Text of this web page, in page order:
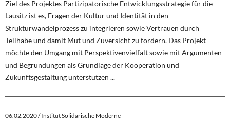
Ziel des Projektes Partizipatorische Entwicklungsstrategie für die
Lausitz ist es, Fragen der Kultur und Identität in den
Strukturwandelprozess zu integrieren sowie Vertrauen durch
Teilhabe und damit Mut und Zuversicht zu fördern. Das Projekt
möchte den Umgang mit Perspektivenvielfalt sowie mit Argumenten
und Begründungen als Grundlage der Kooperation und
Zukunftsgestaltung unterstützen ...
06.02.2020 / Institut Solidarische Moderne